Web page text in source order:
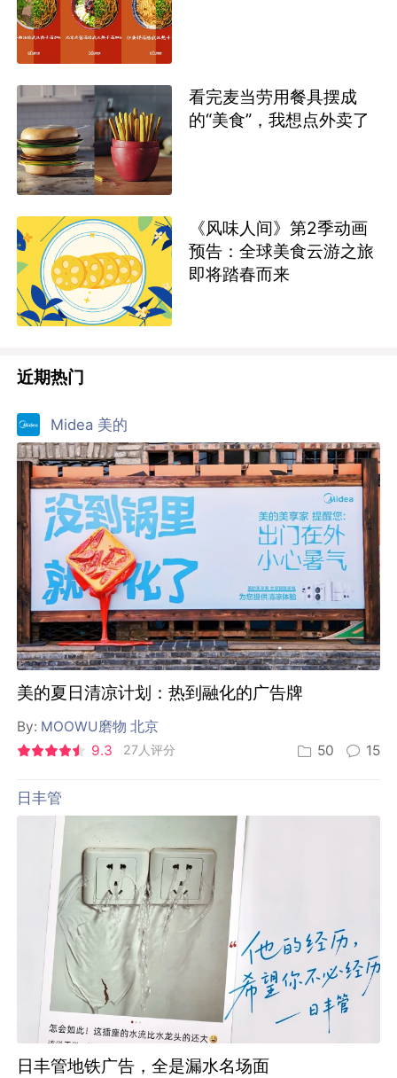
看完麦当劳用餐具摆成
的“美食”，我想点外卖了
《风味人间》第2季动画
预告：全球美食云游之旅
即将踏春而来
近期热门
Midea 美的
美的夏日清凉计划：热到融化的广告牌
By: MOOWU磨物 北京
9.3
27人评分 50 15
日丰管
日丰管地铁广告，全是漏水名场面